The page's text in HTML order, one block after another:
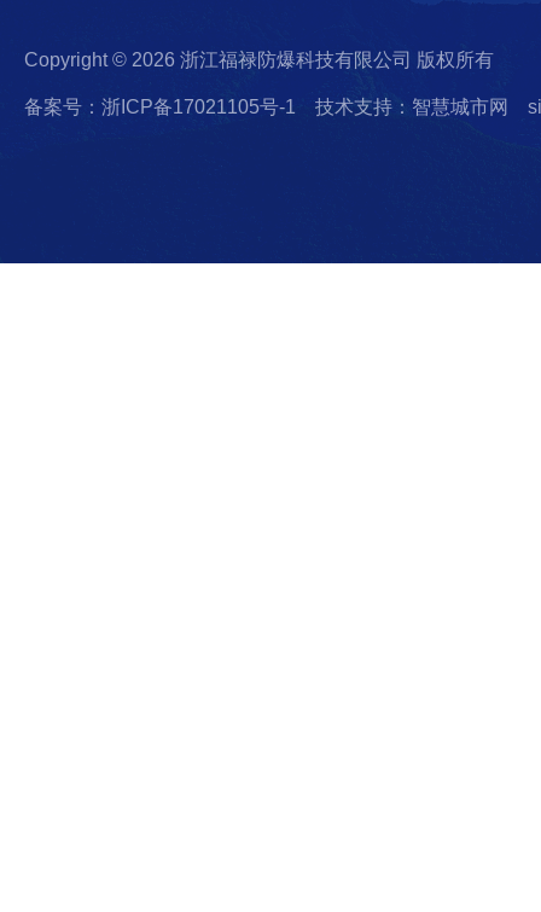
Copyright © 2026 浙江福禄防爆科技有限公司 版权所有
备案号：浙ICP备17021105号-1 技术支持：智慧城市网